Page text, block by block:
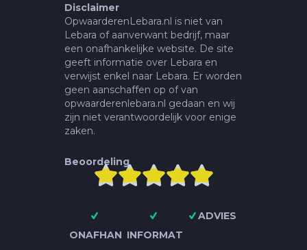
Disclaimer
OpwaarderenLebara.nl is niet van
Lebara of aanverwant bedrijf, maar
een onafhankelijke website. De site
geeft informatie over Lebara en
verwijst enkel naar Lebara. Er worden
geen aanschaffen op of van
opwaarderenlebara.nl gedaan en wij
zijn niet verantwoordelijk voor enige
zaken.
Beoordeling

ONAFHAN INFORMAT
ADVIES